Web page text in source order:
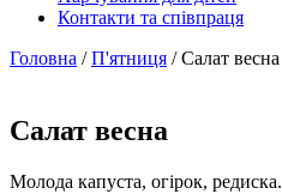
Контакти та співпраця
Головна /П'ятниця / Салат весна
Салат весна
Молода капуста, огірок, редиска.